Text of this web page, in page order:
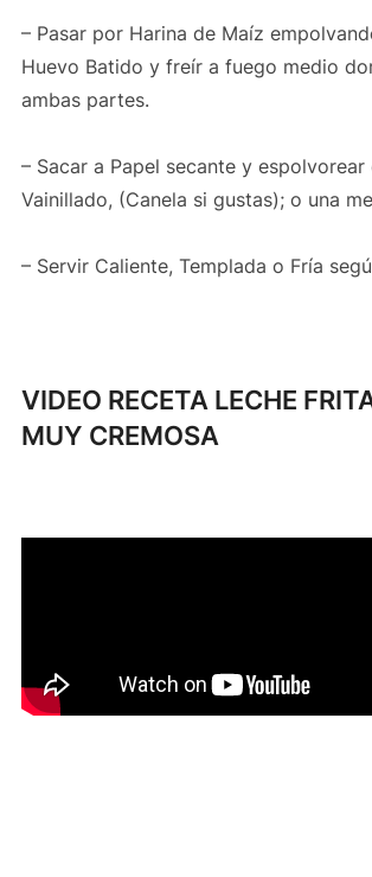
– Pasar por Harina de Maíz
Huevo Batido y freír a fuego medio
ambas partes.
– Sacar a Papel secante y
Vainillado, (Canela si gustas); o una
– Servir Caliente, Templada o Fría
VIDEO RECETA LECHE
MUY CREMOSA